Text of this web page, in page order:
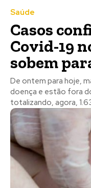
Saúde
Casos
Covid-19
sobem
De ontem para hoje,
doença e estão fora
totalizando, agora,